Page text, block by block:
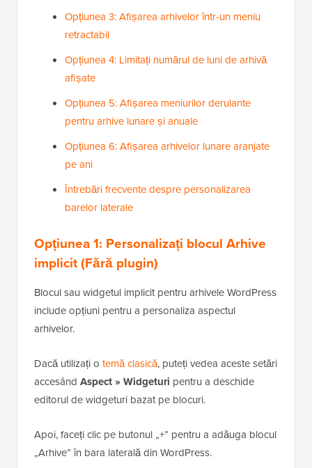
Opțiunea 3: Afișarea arhivelor într-un meniu
retractabil
Opțiunea 4: Limitați numărul de luni de arhivă
afișate
Opțiunea 5: Afișarea meniurilor derulante
pentru arhive lunare și anuale
Opțiunea 6: Afișarea arhivelor lunare aranjate
pe ani
Întrebări frecvente despre personalizarea
barelor laterale
Opțiunea 1: Personalizați blocul Arhive
implicit (Fără plugin)
Blocul sau widgetul implicit pentru arhivele WordPress
include opțiuni pentru a personaliza aspectul
arhivelor.
Dacă utilizați o temă clasică, puteți vedea aceste setări
accesând Aspect »Widgeturi pentru a deschide
editorul de widgeturi bazat pe blocuri.
Apoi, faceți clic pe butonul „+” pentru a adăuga blocul
„Arhive” în bara laterală din WordPress.